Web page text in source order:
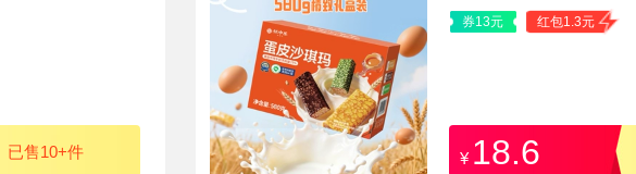
已售10+件
券13元 红包1.3元
¥ 18.6